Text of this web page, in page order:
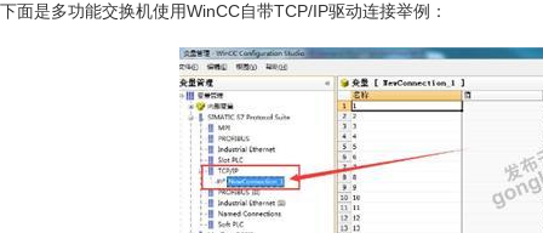
下面是多功能交换机使用WinCC自带TCP/IP驱动连接举例：